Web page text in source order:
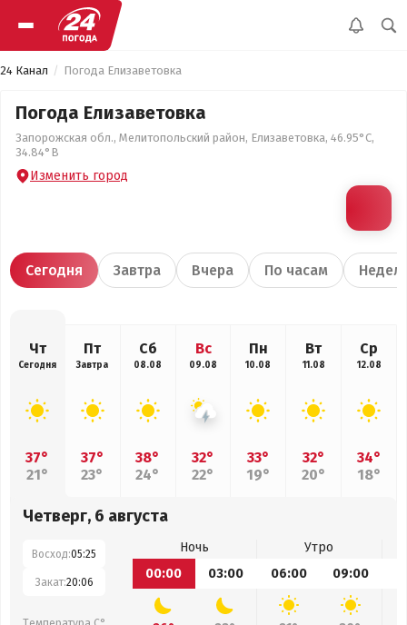
24 Канал Погода Елизаветовка
Погода Елизаветовка
Запорожская обл., Мелитопольский район, Елизаветовка, 46.95°С,
34.84°В
Изменить город
Сегодня Завтра Вчера По часам
Чт
Сегодня
37°
21°
Пт
Завтра
37°
23°
Сб
08.08
38°
24°
Вс
09.08
32°
22°
Пн
10.08
33°
19°
Вт
11.08
32°
20°
Ср
12.08
34°
18°
Четверг, 6 августа
Восход:05:25
Закат:20:06
Ночь
Утро
00:00
03:00 06:00 09:00